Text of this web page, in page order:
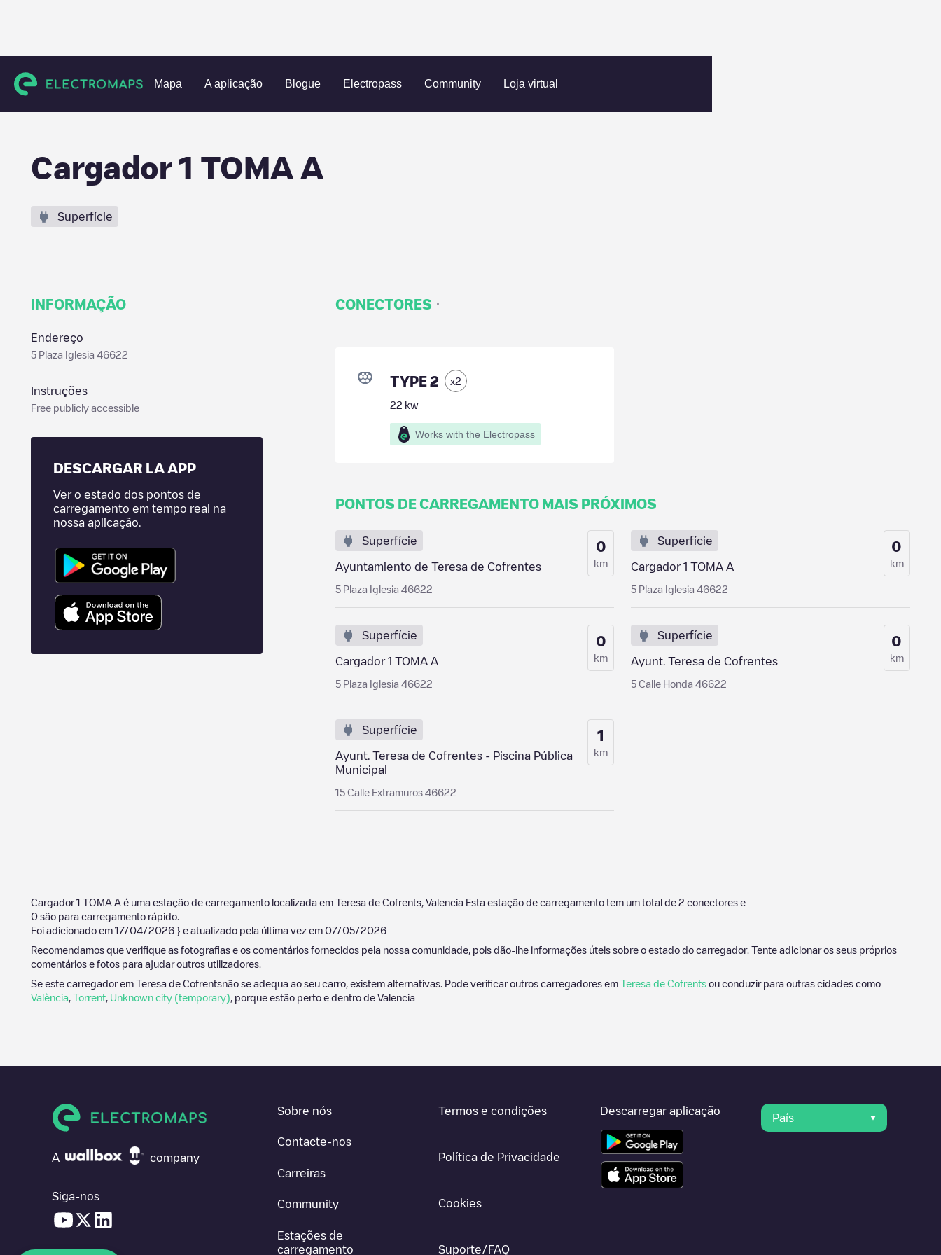
Mapa A aplicação Blogue Electropass Community Loja virtual
Charging stations Espanha Valencia Teresa de Cofrents Cargador 1 TOMA A
Cargador 1 TOMA A
Superfície
INFORMAÇÃO
Endereço
5 Plaza Iglesia 46622
Instruções
Free publicly accessible
DESCARGAR LA APP
Ver o estado dos pontos de
carregamento em tempo real na
nossa aplicação.
CONECTORES ·
TYPE 2 x2
22 kw
Works with the Electropass
PONTOS DE CARREGAMENTO MAIS PRÓXIMOS
Superfície
Ayuntamiento de Teresa de Cofrentes
5 Plaza Iglesia 46622
0
km
Superfície
Cargador 1 TOMA A
5 Plaza Iglesia 46622
0
km
Superfície
Cargador 1 TOMA A
5 Plaza Iglesia 46622
0
km
Superfície
Ayunt. Teresa de Cofrentes
5 Calle Honda 46622
0
km
Superfície
Ayunt. Teresa de Cofrentes - Piscina Pública
Municipal
15 Calle Extramuros 46622
1
km
Cargador 1 TOMA A é uma estação de carregamento localizada em Teresa de Cofrents Valencia Esta estação de carregamento tem um total de 2 conectores e
0 são para carregamento rápido.
Foi adicionado em 17/04/2026 } e atualizado pela última vez em 07/05/2026
Recomendamos que verifique as fotografias e os comentários fornecidos pela nossa comunidade, pois dão-lhe informações úteis sobre o estado do carregador. Tente adicionar os seus próprios
comentários e fotos para ajudar outros utilizadores.
Se este carregador em Teresa de Cofrentsnão se adequa ao seu carro, existem alternativas. Pode verificar outros carregadores em Teresa de Cofrents ou conduzir para outras cidades como
València Torrent Unknown city (temporary) , porque estão perto e dentro de Valencia
A company
Siga-nos
Sobre nós
Contacte-nos
Carreiras
Community
Estações de
carregamento
Termos e condições
Política de Privacidade
Cookies
Suporte/FAQ
Descarregar aplicação
País